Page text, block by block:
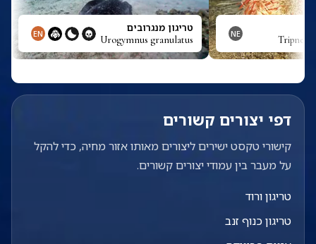
NE טריגון מנגרובים
Urogymnus granulatus
EN
דפי יצורים קשורים
קישורי טקסט ישירים ליצורים מאותו אזור מחיה, כדי להקל
על מעבר בין עמודי יצורים קשורים.
טריגון ורוד
טריגון כנוף זנב